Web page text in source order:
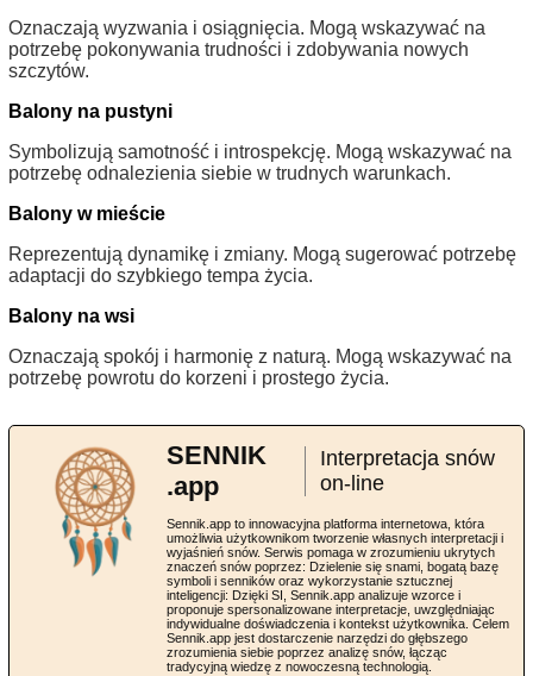
Oznaczają wyzwania i osiągnięcia. Mogą wskazywać na
potrzebę pokonywania trudności i zdobywania nowych
szczytów.
Balony na pustyni
Symbolizują samotność i introspekcję. Mogą wskazywać na
potrzebę odnalezienia siebie w trudnych warunkach.
Balony w mieście
Reprezentują dynamikę i zmiany. Mogą sugerować potrzebę
adaptacji do szybkiego tempa życia.
Balony na wsi
Oznaczają spokój i harmonię z naturą. Mogą wskazywać na
potrzebę powrotu do korzeni i prostego życia.
SENNIK
.app
Interpretacja snów
on-line
Sennik.app to innowacyjna platforma internetowa, która
umożliwia użytkownikom tworzenie własnych interpretacji i
wyjaśnień snów. Serwis pomaga w zrozumieniu ukrytych
znaczeń snów poprzez: Dzielenie się snami, bogatą bazę
symboli i senników oraz wykorzystanie sztucznej
inteligencji: Dzięki SI, Sennik.app analizuje wzorce i
proponuje spersonalizowane interpretacje, uwzględniając
indywidualne doświadczenia i kontekst użytkownika. Celem
Sennik.app jest dostarczenie narzędzi do głębszego
zrozumienia siebie poprzez analizę snów, łącząc
tradycyjną wiedzę z nowoczesną technologią.